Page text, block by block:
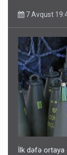
7 Avqust
İlk dəfə ortaya